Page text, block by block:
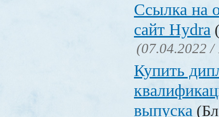
Ссылка на
сайт Hydra
(07.04.2022 /
Купить
выпуска